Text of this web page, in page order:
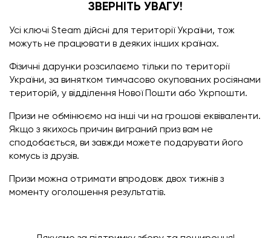
ЗВЕРНІТЬ УВАГУ!
Усі ключі Steam дійсні для території України, тож
можуть не працювати в деяких інших країнах.
Фізичні дарунки розсилаємо тільки по території
України, за винятком тимчасово окупованих росіянами
територій, у відділення Нової Пошти або Укрпошти.
Призи не обмінюємо на інші чи на грошові еквіваленти.
Якщо з якихось причин виграний приз вам не
сподобається, ви завжди можете подарувати його
комусь із друзів.
Призи можна отримати впродовж двох тижнів з
моменту оголошення результатів.